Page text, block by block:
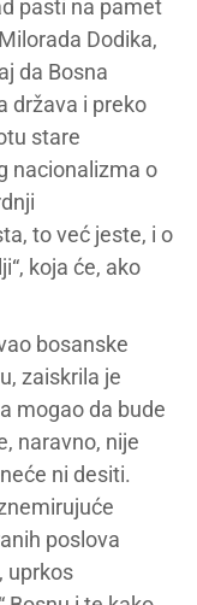
pasti na pamet
Dodika,
da Bosna
država i preko
stare
nacionalizma o
to već jeste, i o
koja će, ako
bosanske
zaiskrila je
mogao da bude
naravno, nije
ni desiti.
poslova
uprkos